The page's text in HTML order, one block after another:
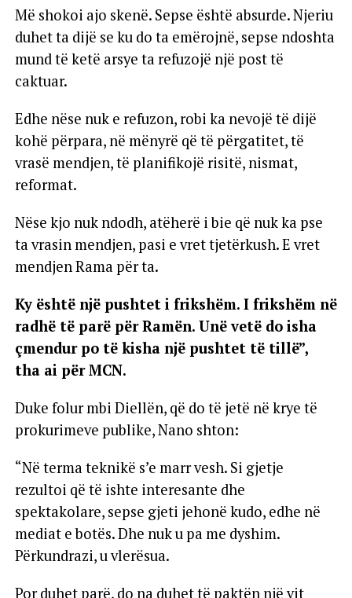
Më shokoi ajo skenë. Sepse është absurde. Njeriu
duhet ta dijë se ku do ta emërojnë, sepse ndoshta
mund të ketë arsye ta refuzojë një post të
caktuar.
Edhe nëse nuk e refuzon, robi ka nevojë të dijë
kohë përpara, në mënyrë që të përgatitet, të
vrasë mendjen, të planifikojë risitë, nismat,
reformat.
Nëse kjo nuk ndodh, atëherë i bie që nuk ka pse
ta vrasin mendjen, pasi e vret tjetërkush. E vret
mendjen Rama për ta.
Ky është një pushtet i frikshëm. I frikshëm në
radhë të parë për Ramën. Unë vetë do isha
çmendur po të kisha një pushtet të tillë”,
tha ai për MCN.
Duke folur mbi Diellën, që do të jetë në krye të
prokurimeve publike, Nano shton:
“Në terma teknikë s’e marr vesh. Si gjetje
rezultoi që të ishte interesante dhe
spektakolare, sepse gjeti jehonë kudo, edhe në
mediat e botës. Dhe nuk u pa me dyshim.
Përkundrazi, u vlerësua.
Por duhet parë, do na duhet të paktën një vit